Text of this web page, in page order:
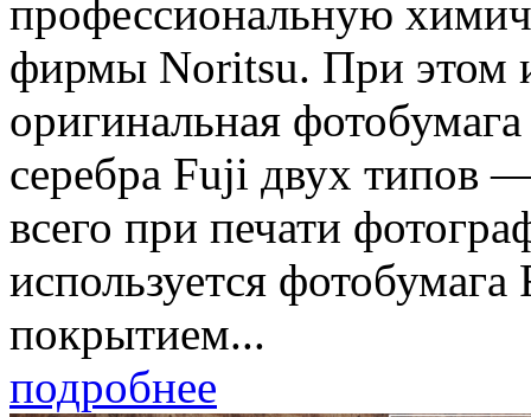
профессиональную
фирмы Noritsu. При этом
оригинальная
серебра Fuji двух типов
всего при печати
используется
покрытием...
подробнее